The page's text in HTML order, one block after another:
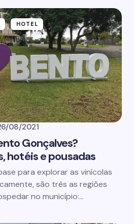
HOTEL
08/2021
Gonçalves?
hotéis e pousadas
para explorar as vinícolas
são três as regiões
no município:…